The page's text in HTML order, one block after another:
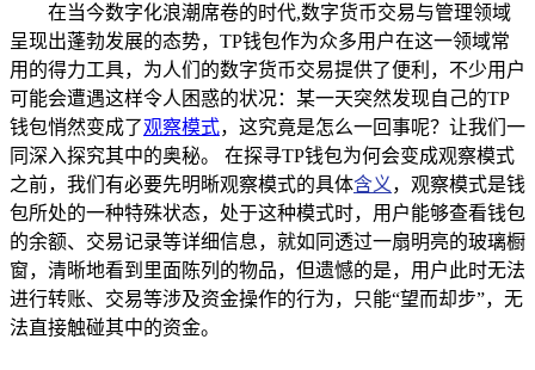
在当今数字化浪潮席卷的时代,数字货币交易与管理领域
呈现出蓬勃发展的态势，TP钱包作为众多用户在这一领域常
用的得力工具，为人们的数字货币交易提供了便利，不少用户
可能会遭遇这样令人困惑的状况：某一天突然发现自己的TP
钱包悄然变成了观察模式，这究竟是怎么一回事呢？让我们一
同深入探究其中的奥秘。 在探寻TP钱包为何会变成观察模式
之前，我们有必要先明晰观察模式的具体含义 ，观察模式是钱
包所处的一种特殊状态，处于这种模式时，用户能够查看钱包
的余额、交易记录等详细信息，就如同透过一扇明亮的玻璃橱
窗，清晰地看到里面陈列的物品，但遗憾的是，用户此时无法
进行转账、交易等涉及资金操作的行为，只能“望而却步”，无
法直接触碰其中的资金。